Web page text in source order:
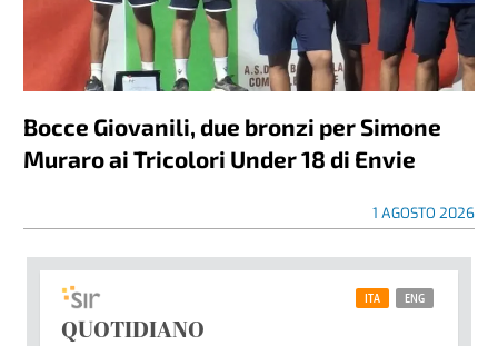
Bocce Giovanili, due bronzi per Simone
Muraro ai Tricolori Under 18 di Envie
1 AGOSTO 2026